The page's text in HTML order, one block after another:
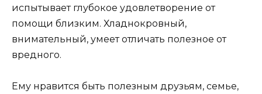
испытывает глубокое удовлетворение от
помощи близким. Хладнокровный,
внимательный, умеет отличать полезное от
вредного.
Ему нравится быть полезным друзьям, семье,